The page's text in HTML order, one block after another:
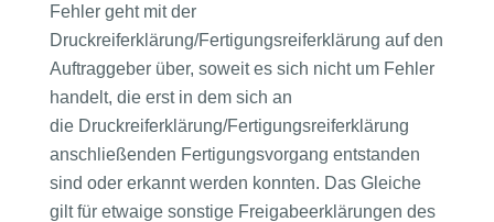
Fehler geht mit der
Druckreiferklärung/Fertigungsreiferklärung auf den
Auftraggeber über, soweit es sich nicht um Fehler
handelt, die erst in dem sich an
die Druckreiferklärung/Fertigungsreiferklärung
anschließenden Fertigungsvorgang entstanden
sind oder erkannt werden konnten. Das Gleiche
gilt für etwaige sonstige Freigabeerklärungen des